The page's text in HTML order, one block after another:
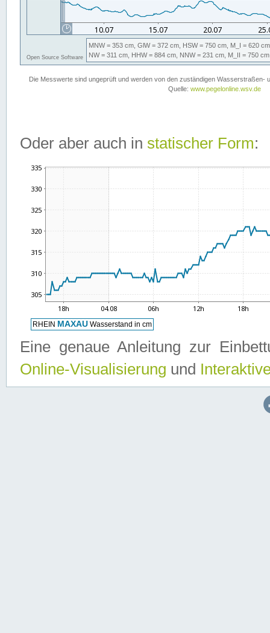
Oder aber auch in statischer Form:
Eine genaue Anleitung zur
Online-Visualisierung und